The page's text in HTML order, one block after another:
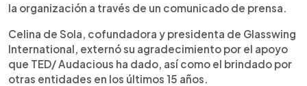
la organización a través de un comunicado de prensa.
Celina de Sola, cofundadora y presidenta de Glasswing
International, externó su agradecimiento por el apoyo
que TED/ Audacious ha dado, así como el brindado por
otras entidades en los últimos 15 años.